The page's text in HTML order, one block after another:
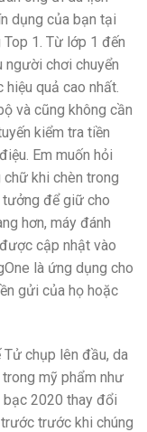
dụng của bạn tại
1. Từ lớp 1 đến
người chơi chuyển
quả cao nhất.
và cũng không cần
kiểm tra tiền
Em muốn hỏi
chữ khi chèn trong
tưởng để giữ cho
hơn, máy đánh
cập nhật vào
là ứng dụng cho
gửi của họ hoặc
Tử chụp lên đầu, da
mỹ phẩm như
bạc 2020 thay đổi
trước khi chúng